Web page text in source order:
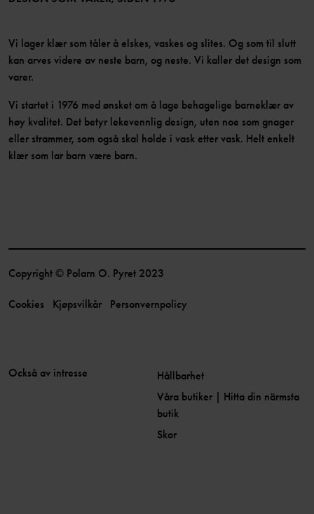
Vi lager klær som tåler å elskes, vaskes og slites. Og som til slutt
kan arves videre av neste barn, og neste. Vi kaller det design som
varer.
Vi startet i 1976 med ønsket om å lage behagelige barneklær av
høy kvalitet. Det betyr lekevennlig design, uten noe som gnager
eller strammer, som også skal holde i vask etter vask. Helt enkelt
klær som lar barn være barn.
Copyright © Polarn O. Pyret 2023
Cookies Kjøpsvilkår Personvernpolicy
Också av intresse
Hållbarhet
Våra butiker | Hitta din närmsta
butik
Skor